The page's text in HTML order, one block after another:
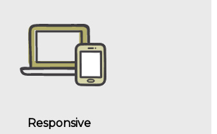
Responsive